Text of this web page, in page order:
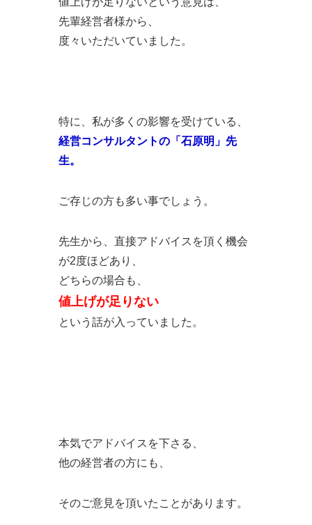
先輩経営者様から、
度々いただいていました。
特に、私が多くの影響を受けている、
経営コンサルタントの「石原明」先
生。
ご存じの方も多い事でしょう。
先生から、直接アドバイスを頂く機会
が2度ほどあり、
どちらの場合も、
値上げが足りない
という話が入っていました。
本気でアドバイスを下さる、
他の経営者の方にも、
そのご意見を頂いたことがあります。